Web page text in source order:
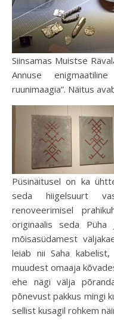
Siinsamas Muistse
Annuse
ruunimaagia”. Näitus
Püsinäitusel on ka
seda hiigelsuurt
renoveerimisel
originaalis seda
mõisasüdamest
leiab nii Saha
muudest omaaja
ehe nägi välja
põnevust pakkus mingi
sellist kusagil rohkem